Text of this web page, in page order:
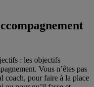
: les objectifs
Vous n’êtes pas
coach, pour faire à la place